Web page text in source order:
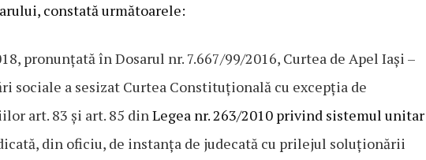
constată următoarele:
pronunțată în Dosarul nr. 7.667/99/2016, Curtea de Apel Iași –
sociale a sesizat Curtea Constituțională cu excepția de
art. 83 şi art. 85 dinLegea nr. 263/2010 privind sistemul
din oficiu, de instanța de judecată cu prilejul soluționării